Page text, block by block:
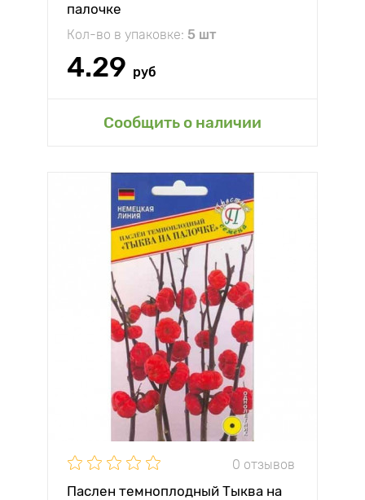
палочке
Кол-во в упаковке: 5 шт
4.29 руб
Сообщить о наличии
0 отзывов
Паслен темноплодный Тыква на